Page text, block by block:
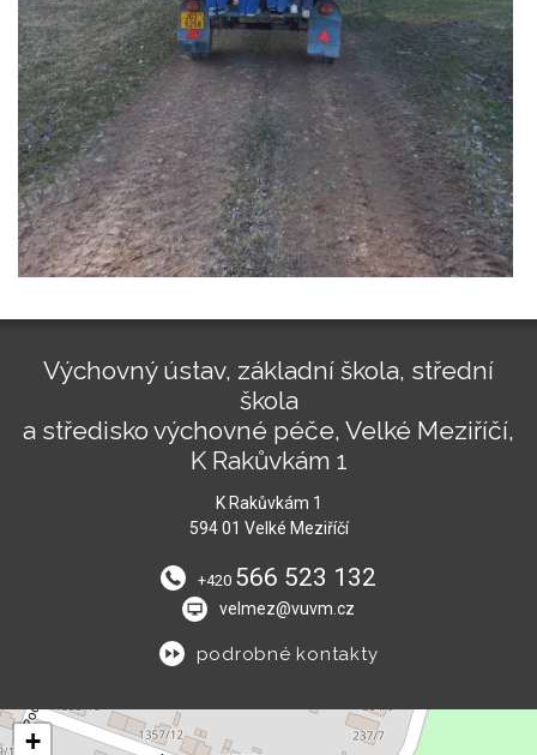
Výchovný ústav, základní škola, střední
škola
a středisko výchovné péče, Velké Meziříčí,
K Rakůvkám 1
K Rakůvkám 1
594 01 Velké Meziříčí
+420 566 523 132
velmez@vuvm.cz
podrobné kontakty
+